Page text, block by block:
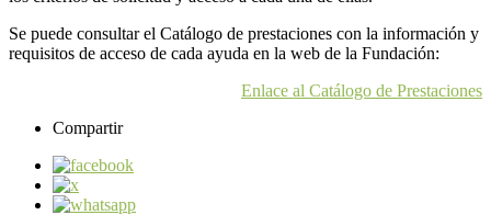
Se puede consultar el Catálogo de prestaciones con la información y
requisitos de acceso de cada ayuda en la web de la Fundación:
Enlace al Catálogo de Prestaciones
Compartir